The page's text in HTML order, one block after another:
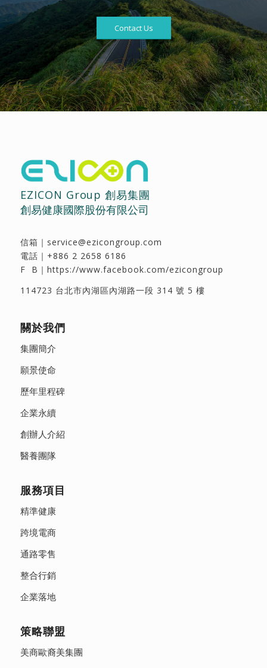
Contact Us
EZICON Group 創易集團
創易健康國際股份有限公司
信箱｜ service@ezicongroup.com
電話｜ +886 2 2658 6186
F B｜ https://www.facebook.com/ezicongroup
114723 台北市內湖區內湖路一段 314 號 5 樓
關於我們
集團簡介
願景使命
歷年里程碑
企業永續
創辦人介紹
醫養團隊
服務項目
精準健康
跨境電商
通路零售
整合行銷
企業落地
策略聯盟
美商歐裔美集團